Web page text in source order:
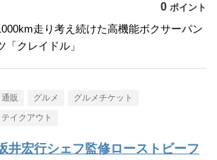
0 ポイント
走り考え続けた高機能ボクサーパン
「クレイドル」
通販 グルメ グルメチケット
テイクアウト
井宏行シェフ監修ローストビーフ